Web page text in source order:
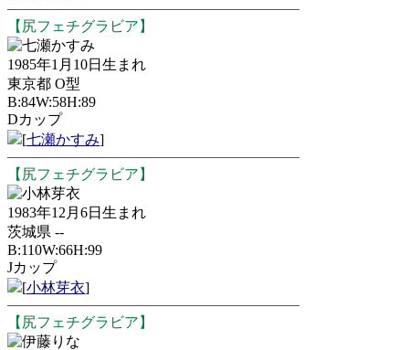
【尻フェチグラビア】
七瀬かすみ
1985年1月10日生まれ
東京都 O型
B:84W:58H:89
Dカップ
[七瀬かすみ]
【尻フェチグラビア】
小林芽衣
1983年12月6日生まれ
茨城県 --
B:110W:66H:99
Jカップ
[小林芽衣]
【尻フェチグラビア】
伊藤りな